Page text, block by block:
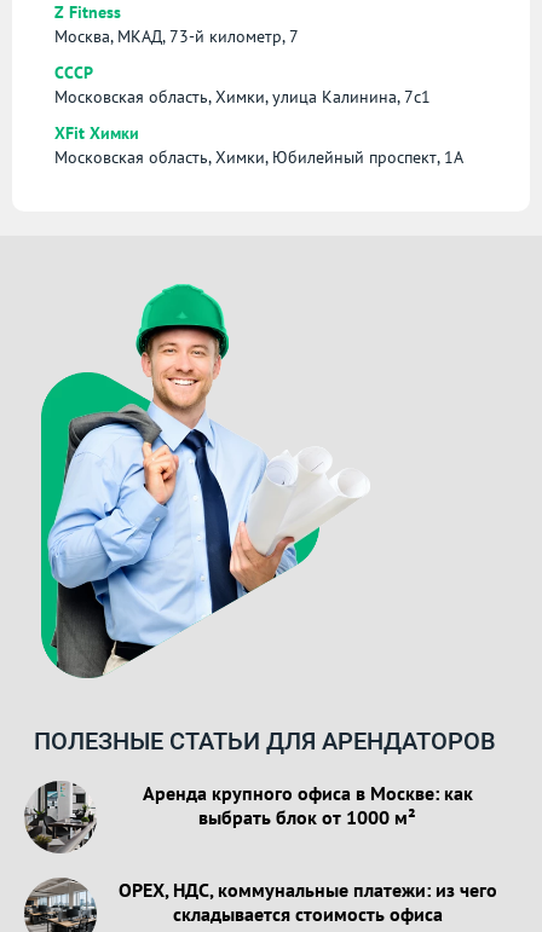
Z Fitness
Москва, МКАД, 73-й километр, 7
СССР
Московская область, Химки, улица Калинина, 7с1
XFit Химки
Московская область, Химки, Юбилейный проспект, 1А
ПОЛЕЗНЫЕ СТАТЬИ ДЛЯ АРЕНДАТОРОВ
Аренда крупного офиса в Москве: как
выбрать блок от 1000 м²
OPEX, НДС, коммунальные платежи: из чего
складывается стоимость офиса